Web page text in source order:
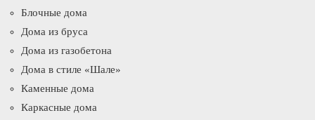
Блочные дома
Дома из бруса
Дома из газобетона
Дома в стиле «Шале»
Каменные дома
Каркасные дома